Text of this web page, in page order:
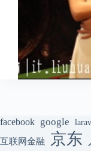
facebook google
互联网金融 京东